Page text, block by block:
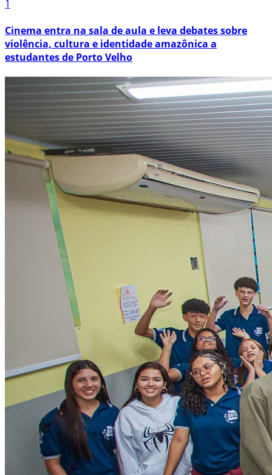
1
Cinema entra na sala de aula e leva debates sobre
violência, cultura e identidade amazônica a
estudantes de Porto Velho